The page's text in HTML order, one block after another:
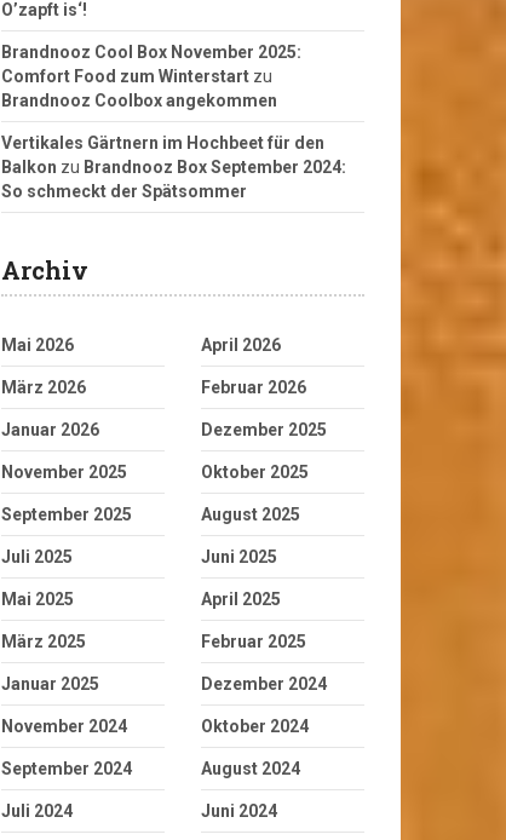
O’zapft is‘!
Brandnooz Cool Box November 2025:
Comfort Food zum Winterstart zu
Brandnooz Coolbox angekommen
Vertikales Gärtnern im Hochbeet für den
Balkon zu Brandnooz Box September 2024:
So schmeckt der Spätsommer
Archiv
Mai 2026 April 2026
März 2026 Februar 2026
Januar 2026 Dezember 2025
November 2025 Oktober 2025
September 2025 August 2025
Juli 2025 Juni 2025
Mai 2025 April 2025
März 2025 Februar 2025
Januar 2025 Dezember 2024
November 2024 Oktober 2024
September 2024 August 2024
Juli 2024 Juni 2024